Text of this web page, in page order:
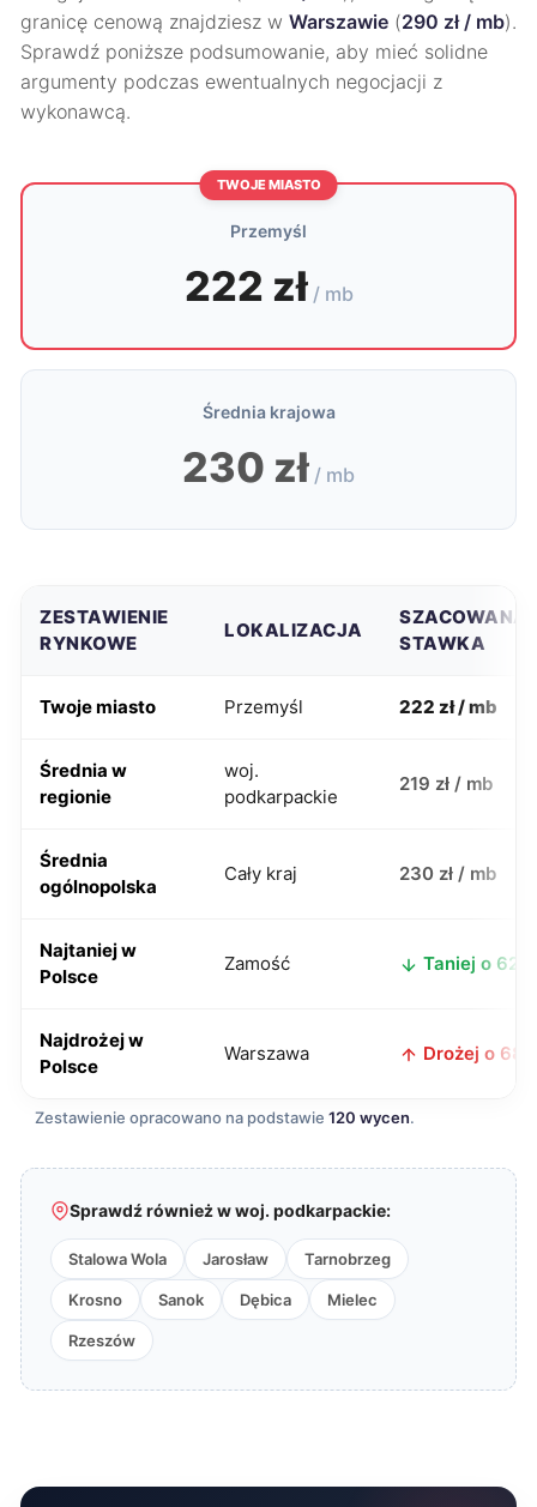
granicę cenową znajdziesz w Warszawie (290 zł / mb).
Sprawdź poniższe podsumowanie, aby mieć solidne
argumenty podczas ewentualnych negocjacji z
wykonawcą.
TWOJE MIASTO
Przemyśl
222 zł / mb
Średnia krajowa
230 zł / mb
ZESTAWIENIE
RYNKOWE
LOKALIZACJA
SZACOWANA
STAWKA
Twoje miasto Przemyśl 222 zł / mb
Średnia w
regionie
woj.
podkarpackie
219 zł / mb
Średnia
ogólnopolska
Cały kraj 230 zł / mb
Najtaniej w
Polsce
Zamość Taniej o 62 zł
Najdrożej w
Polsce
Warszawa Drożej o 68
Zestawienie opracowano na podstawie 120 wycen.
Sprawdź również w woj. podkarpackie:
Stalowa Wola Jarosław Tarnobrzeg
Krosno Sanok Dębica Mielec
Rzeszów